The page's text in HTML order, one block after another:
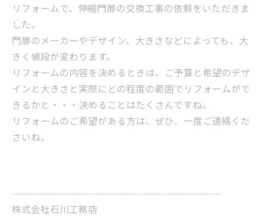
リフォームで、伸縮門扉の交換工事の依頼をいただきま
した。
門扉のメーカーやデザイン、大きさなどによっても、大
きく値段が変わります。
リフォームの内容を決めるときは、ご予算と希望のデザ
インと大きさと実際にどの程度の範囲でリフォームがで
きるかと・・・決めることはたくさんですね。
リフォームのご希望がある方は、ぜひ、一度ご連絡くだ
さいね。
----------------------------------------------------------------------
株式会社石川工務店